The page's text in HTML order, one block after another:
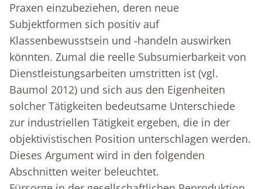
Praxen einzubeziehen, deren neue
Subjektformen sich positiv auf
Klassenbewusstsein und -handeln auswirken
könnten. Zumal die reelle Subsumierbarkeit von
Dienstleistungsarbeiten umstritten ist (vgl.
Baumol 2012) und sich aus den Eigenheiten
solcher Tätigkeiten bedeutsame Unterschiede
zur industriellen Tätigkeit ergeben, die in der
objektivistischen Position unterschlagen werden.
Dieses Argument wird in den folgenden
Abschnitten weiter beleuchtet.